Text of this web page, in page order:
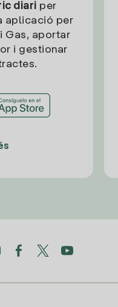
diari per
aplicació per
Gas, aportar
i gestionar